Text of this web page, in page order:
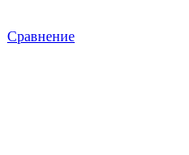
Сравнение